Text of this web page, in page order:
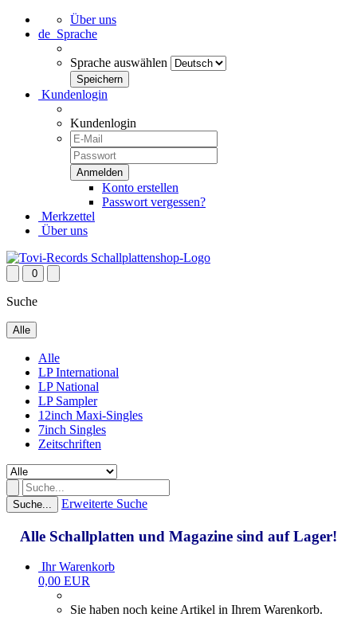
Über uns
de Sprache
Sprache auswählen
Kundenlogin
Kundenlogin
Konto erstellen
Passwort vergessen?
Merkzettel
Über uns
0
Suche
Alle
Alle
LP International
LP National
LP Sampler
12inch Maxi-Singles
7inch Singles
Zeitschriften
Suche... Erweiterte Suche
Alle Schallplatten und Magazine sind auf Lager!
Ihr Warenkorb
0,00 EUR
Sie haben noch keine Artikel in Ihrem Warenkorb.